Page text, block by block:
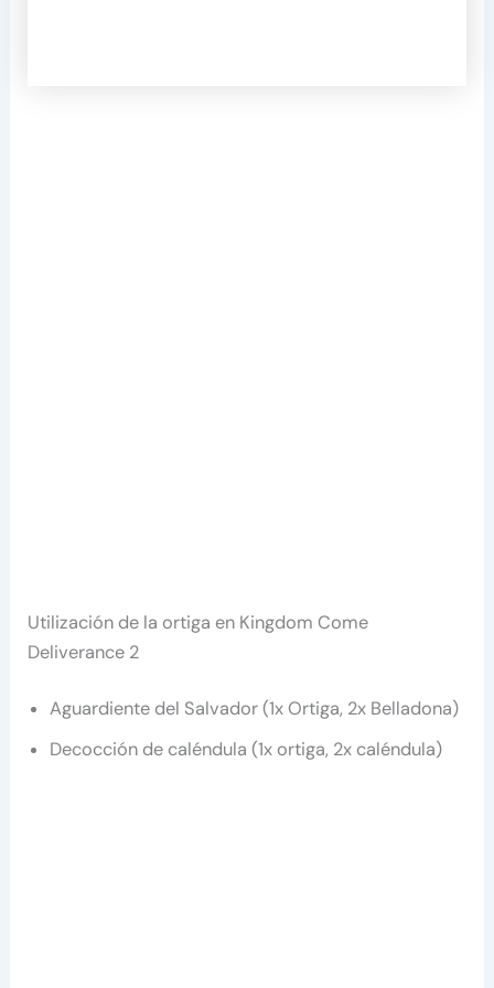
Utilización de la ortiga en Kingdom Come
Deliverance 2
Aguardiente del Salvador (1x Ortiga, 2x Belladona)
Decocción de caléndula (1x ortiga, 2x caléndula)